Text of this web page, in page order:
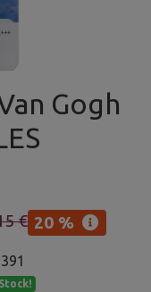
Gogh
€ 20 %